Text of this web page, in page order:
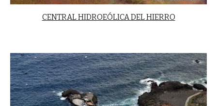
CENTRAL HIDROEÓLICA DEL HIERRO